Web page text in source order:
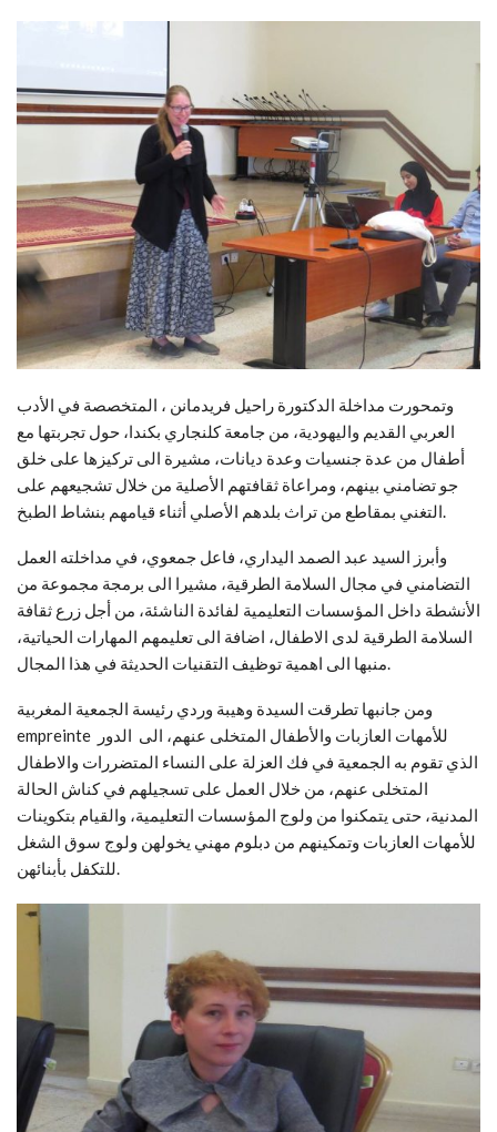
وتمحورت مداخلة الدكتورة راحيل فريدمانن ، المتخصصة في الأدب
العربي القديم واليهودية، من جامعة كلنجاري بكندا، حول تجربتها مع
أطفال من عدة جنسيات وعدة ديانات، مشيرة الى تركيزها على خلق
جو تضامني بينهم، ومراعاة ثقافتهم الأصلية من خلال تشجيعهم على
التغني بمقاطع من تراث بلدهم الأصلي أثناء قيامهم بنشاط الطبخ.
وأبرز السيد عبد الصمد اليداري، فاعل جمعوي، في مداخلته العمل
التضامني في مجال السلامة الطرقية، مشيرا الى برمجة مجموعة من
الأنشطة داخل المؤسسات التعليمية لفائدة الناشئة، من أجل زرع ثقافة
السلامة الطرقية لدى الاطفال، اضافة الى تعليمهم المهارات الحياتية،
منبها الى اهمية توظيف التقنيات الحديثة في هذا المجال.
ومن جانبها تطرقت السيدة وهيبة وردي رئيسة الجمعية المغربية
empreinte للأمهات العازبات والأطفال المتخلى عنهم، الى الدور
الذي تقوم به الجمعية في فك العزلة على النساء المتضررات والاطفال
المتخلى عنهم، من خلال العمل على تسجيلهم في كناش الحالة
المدنية، حتى يتمكنوا من ولوج المؤسسات التعليمية، والقيام بتكوينات
للأمهات العازبات وتمكينهم من دبلوم مهني يخولهن ولوج سوق الشغل
للتكفل بأبنائهن.